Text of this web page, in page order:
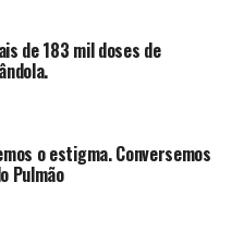
de 183 mil doses de
o estigma. Conversemos
Pulmão